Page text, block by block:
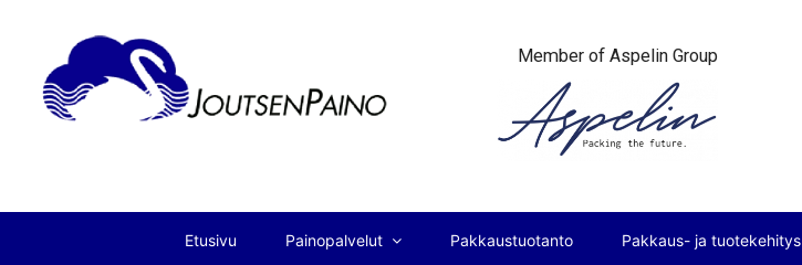
Member of Aspelin Group
Etusivu Painopalvelut Pakkaustuotanto Pakkaus- ja tuotekehitys